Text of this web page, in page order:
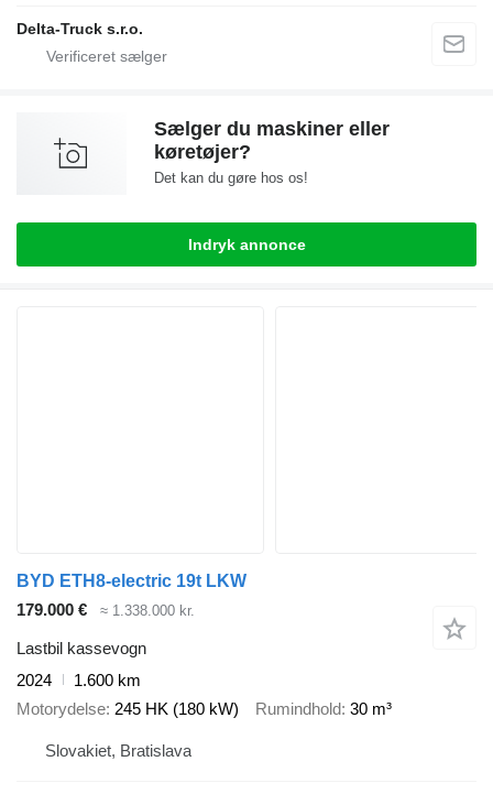
Delta-Truck s.r.o.
Sælger du maskiner eller
køretøjer?
Det kan du gøre hos os!
Indryk annonce
BYD ETH8-electric 19t LKW
179.000 €
≈ 1.338.000 kr.
Lastbil kassevogn
2024
1.600 km
Motorydelse 245 HK (180 kW) Rumindhold 30 m³
Slovakiet, Bratislava